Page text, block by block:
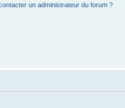
un administrateur du forum ?